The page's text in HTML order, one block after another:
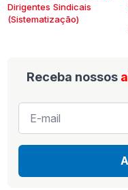
Dirigentes Sindicais
(Sistematização)
Receba nossos
E-
mail